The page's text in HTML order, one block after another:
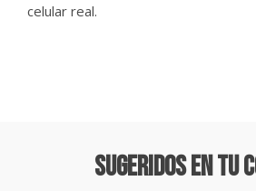
celular real.
Sugeridos En Tu